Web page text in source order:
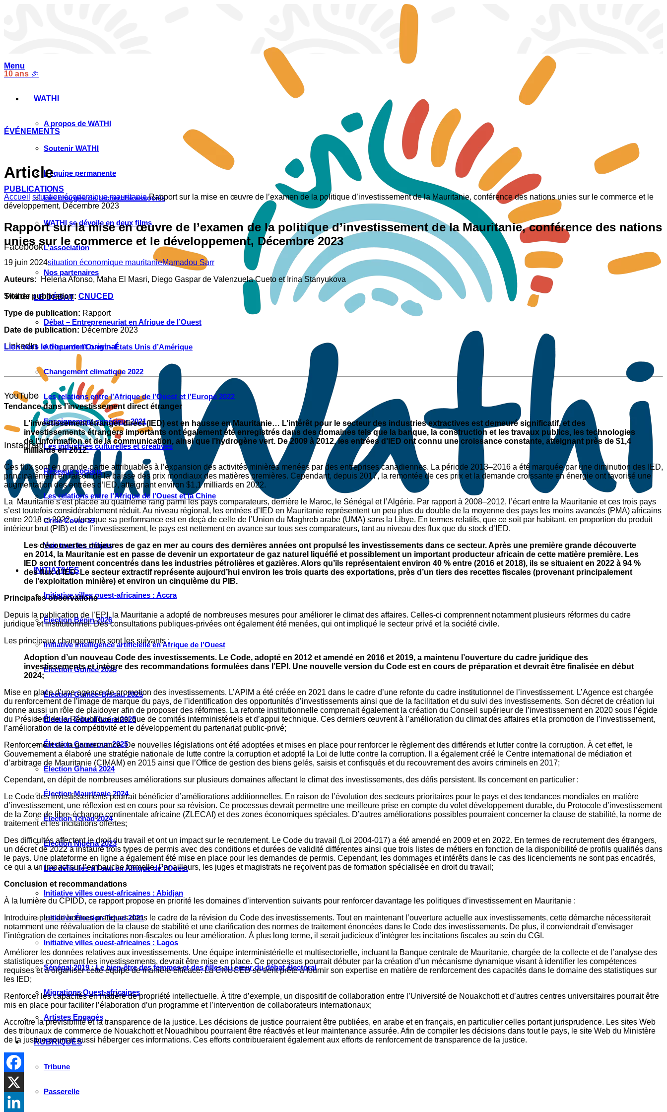
10 ans 🎉
ÉVÉNEMENTS
PUBLICATIONS
Facebook
Twitter
LinkedIn
YouTube
Instagram
Menu
WATHI
A propos de WATHI
Soutenir WATHI
L’équipe permanente
Les chargés de recherche associés
WATHI se dévoile en deux films
L’association
Nos partenaires
LE DÉBAT
Débat – Entrepreneuriat en Afrique de l’Ouest
Afrique de l’Ouest – États Unis d’Amérique
Changement climatique 2022
Les relations entre l’Afrique de l’Ouest et l’Europe 2022
Enseignement supérieur 2021
Les industries culturelles et créatives
Réseaux sociaux
Les relations entre l’Afrique de l’Ouest et la Chine
Crise Covid-19
Voir tous les débats
INITIATIVES
Initiative villes ouest-africaines : Accra
Élection Bénin 2026
Initiative intelligence artificielle en Afrique de l’Ouest
Élection Guinée 2025
Élection Guinée-Bissau 2025
Élection Côte d’Ivoire 2025
Élection Cameroun 2025
Élection Ghana 2024
Élection Mauritanie 2024
Élection Tchad 2024
Election Nigéria 2023
Les défis liés à l’eau en Afrique de l’Ouest
Initiative villes ouest-africaines : Abidjan
Initiative Élection Tchad 2021
Initiative villes ouest-africaines : Lagos
Sénégal 2019 : Le bien-être des femmes et des filles au cœur du débat électoral
Migrations Ouest-africaines
Artistes Engagés
RUBRIQUES
Tribune
Passerelle
Article
Accueil situation économique mauritanie Rapport sur la mise en œuvre de l’examen de la politique d’investissement de la Mauritanie, conférence des nations unies sur le commerce et le
développement, Décembre 2023
Rapport sur la mise en œuvre de l’examen de la politique d’investissement de la Mauritanie, conférence des nations
unies sur le commerce et le développement, Décembre 2023
19 juin 2024situation économique mauritanieMamadou Sarr
Auteurs:
Helena Afonso, Maha El Masri, Diego Gaspar de Valenzuela Cueto et Irina Stanyukova
Site de publication: CNUCED
Type de publication: Rapport
Date de publication: Décembre 2023
Lien vers le document original
Tendance dans l’investissement direct étranger
L’investissement étranger direct (IED) est en hausse en Mauritanie… L’intérêt pour le secteur des industries extractives est demeuré significatif, et des
investissements étrangers importants ont également été enregistrés dans des domaines tels que la banque, la construction et les travaux publics, les technologies
de l’information et de la communication, ainsi que l’hydrogène vert. De 2009 à 2012, les entrées d’IED ont connu une croissance constante, atteignant près de $1,4
milliards en 2012.
Ces flux sont en grande partie attribuables à l’expansion des activités minières menées par des entreprises canadiennes. La période 2013–2016 a été marquée par une diminution des IED,
principalement en raison de la baisse des prix mondiaux des matières premières. Cependant, depuis 2017, la remontée de ces prix et la demande croissante en énergie ont favorisé une
augmentation des entrées d’IED, atteignant environ $1,1 milliards en 2022.
La Mauritanie s’est placée au quatrième rang parmi les pays comparateurs, derrière le Maroc, le Sénégal et l’Algérie. Par rapport à 2008–2012, l’écart entre la Mauritanie et ces trois pays
s’est toutefois considérablement réduit. Au niveau régional, les entrées d’IED en Mauritanie représentent un peu plus du double de la moyenne des pays les moins avancés (PMA) africains
entre 2018 et 2022, alors que sa performance est en deçà de celle de l’Union du Maghreb arabe (UMA) sans la Libye. En termes relatifs, que ce soit par habitant, en proportion du produit
intérieur brut (PIB) et de l’investissement, le pays est nettement en avance sur tous ses comparateurs, tant au niveau des flux que du stock d’IED.
Les découvertes majeures de gaz en mer au cours des dernières années ont propulsé les investissements dans ce secteur. Après une première grande découverte
en 2014, la Mauritanie est en passe de devenir un exportateur de gaz naturel liquéfié et possiblement un important producteur africain de cette matière première. Les
IED sont fortement concentrés dans les industries pétrolières et gazières. Alors qu’ils représentaient environ 40 % entre (2016 et 2018), ils se situaient en 2022 à 94 %
des flux d’IED. Le secteur extractif représente aujourd’hui environ les trois quarts des exportations, près d’un tiers des recettes fiscales (provenant principalement
de l’exploitation minière) et environ un cinquième du PIB.
Principales observations
Depuis la publication de l’EPI, la Mauritanie a adopté de nombreuses mesures pour améliorer le climat des affaires. Celles-ci comprennent notamment plusieurs réformes du cadre
juridique et institutionnel. Des consultations publiques-privées ont également été menées, qui ont impliqué le secteur privé et la société civile.
Les principaux changements sont les suivants :
Adoption d’un nouveau Code des investissements. Le Code, adopté en 2012 et amendé en 2016 et 2019, a maintenu l’ouverture du cadre juridique des
investissements et intègre des recommandations formulées dans l’EPI. Une nouvelle version du Code est en cours de préparation et devrait être finalisée en début
2024;
Mise en place d’une agence de promotion des investissements. L’APIM a été créée en 2021 dans le cadre d’une refonte du cadre institutionnel de l’investissement. L’Agence est chargée
du renforcement de l’image de marque du pays, de l’identification des opportunités d’investissements ainsi que de la facilitation et du suivi des investissements. Son décret de création lui
donne aussi un rôle de plaidoyer afin de proposer des réformes. La refonte institutionnelle comprenait également la création du Conseil supérieur de l’investissement en 2020 sous l’égide
du Président de la République ainsi que de comités interministériels et d’appui technique. Ces derniers œuvrent à l’amélioration du climat des affaires et la promotion de l’investissement,
l’amélioration de la compétitivité et le développement du partenariat public-privé;
Renforcement de la gouvernance. De nouvelles législations ont été adoptées et mises en place pour renforcer le règlement des différends et lutter contre la corruption. À cet effet, le
Gouvernement a élaboré une stratégie nationale de lutte contre la corruption et adopté la Loi de lutte contre la corruption. Il a également créé le Centre international de médiation et
d’arbitrage de Mauritanie (CIMAM) en 2015 ainsi que l’Office de gestion des biens gelés, saisis et confisqués et du recouvrement des avoirs criminels en 2017;
Cependant, en dépit de nombreuses améliorations sur plusieurs domaines affectant le climat des investissements, des défis persistent. Ils concernent en particulier :
Le Code des investissements pourrait bénéficier d’améliorations additionnelles. En raison de l’évolution des secteurs prioritaires pour le pays et des tendances mondiales en matière
d’investissement, une réflexion est en cours pour sa révision. Ce processus devrait permettre une meilleure prise en compte du volet développement durable, du Protocole d’investissement
de la Zone de libre-échange continentale africaine (ZLECAf) et des zones économiques spéciales. D’autres améliorations possibles pourraient concerner la clause de stabilité, la norme de
traitement et les incitations offertes;
Des difficultés affectent le droit du travail et ont un impact sur le recrutement. Le Code du travail (Loi 2004-017) a été amendé en 2009 et en 2022. En termes de recrutement des étrangers,
un décret de 2022 a instauré trois types de permis avec des conditions et durées de validité différentes ainsi que trois listes de métiers en fonction de la disponibilité de profils qualifiés dans
le pays. Une plateforme en ligne a également été mise en place pour les demandes de permis. Cependant, les dommages et intérêts dans le cas des licenciements ne sont pas encadrés,
ce qui a un impact sur l’embauche formelle. Par ailleurs, les juges et magistrats ne reçoivent pas de formation spécialisée en droit du travail;
Conclusion et recommandations
À la lumière du CPIDD, ce rapport propose en priorité les domaines d’intervention suivants pour renforcer davantage les politiques d’investissement en Mauritanie :
Introduire plus de bonnes pratiques dans le cadre de la révision du Code des investissements. Tout en maintenant l’ouverture actuelle aux investissements, cette démarche nécessiterait
notamment une réévaluation de la clause de stabilité et une clarification des normes de traitement énoncées dans le Code des investissements. De plus, il conviendrait d’envisager
l’intégration de certaines incitations non-fiscales ou leur amélioration. À plus long terme, il serait judicieux d’intégrer les incitations fiscales au sein du CGI.
Améliorer les données relatives aux investissements. Une équipe interministérielle et multisectorielle, incluant la Banque centrale de Mauritanie, chargée de la collecte et de l’analyse des
statistiques concernant les investissements, devrait être mise en place. Ce processus pourrait débuter par la création d’un mécanisme dynamique visant à identifier les compétences
requises et à organiser cette équipe de manière efficace. La CNUCED se tient prête à fournir son expertise en matière de renforcement des capacités dans le domaine des statistiques sur
les IED;
Renforcer les capacités en matière de propriété intellectuelle. À titre d’exemple, un dispositif de collaboration entre l’Université de Nouakchott et d’autres centres universitaires pourrait être
mis en place pour faciliter l’élaboration d’un programme et l’intervention de collaborateurs internationaux;
Accroître la prévisibilité et la transparence de la justice. Les décisions de justice pourraient être publiées, en arabe et en français, en particulier celles portant jurisprudence. Les sites Web
des tribunaux de commerce de Nouakchott et Nouadhibou pourraient être réactivés et leur maintenance assurée. Afin de compiler les décisions dans tout le pays, le site Web du Ministère
de la justice pourrait aussi héberger ces informations. Ces efforts contribueraient également aux efforts de renforcement de transparence de la justice.